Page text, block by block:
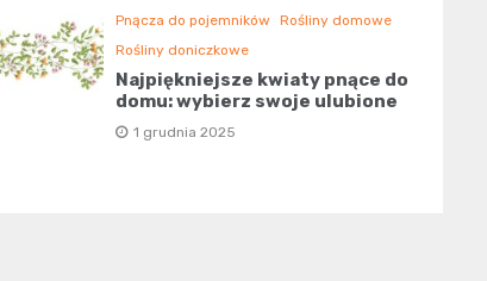
Pnącza do pojemników
Rośliny domowe
Rośliny doniczkowe
Najpiękniejsze kwiaty pnące do
domu: wybierz swoje ulubione
1 grudnia 2025